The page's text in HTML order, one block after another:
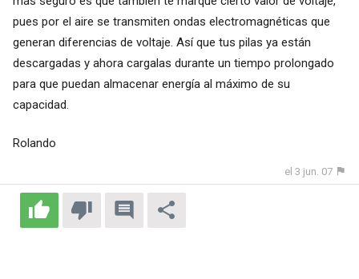
pues por el aire se transmiten ondas electromagnéticas que
generan diferencias de voltaje. Así que tus pilas ya están
descargadas y ahora cargalas durante un tiempo prolongado
para que puedan almacenar energía al máximo de su
capacidad.
Rolando
el 3 jun. 07